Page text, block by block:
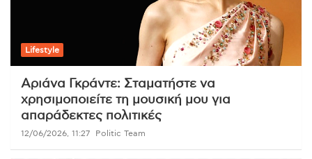
Lifestyle
Αριάνα Γκράντε: Σταματήστε να
χρησιμοποιείτε τη μουσική μου για
απαράδεκτες πολιτικές
12/06/2026, 11:27 Politic Team